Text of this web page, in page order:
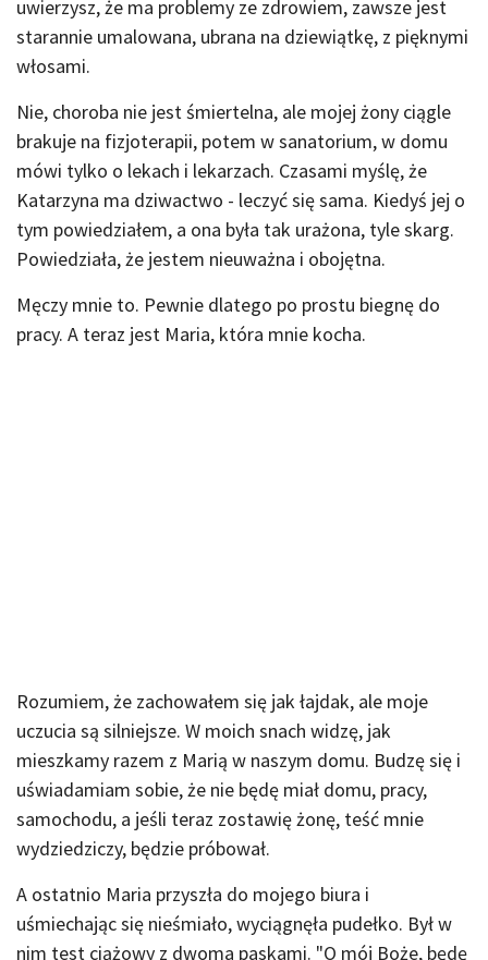
uwierzysz, że ma problemy ze zdrowiem, zawsze jest
starannie umalowana, ubrana na dziewiątkę, z pięknymi
włosami.
Nie, choroba nie jest śmiertelna, ale mojej żony ciągle
brakuje na fizjoterapii, potem w sanatorium, w domu
mówi tylko o lekach i lekarzach. Czasami myślę, że
Katarzyna ma dziwactwo - leczyć się sama. Kiedyś jej o
tym powiedziałem, a ona była tak urażona, tyle skarg.
Powiedziała, że jestem nieuważna i obojętna.
Męczy mnie to. Pewnie dlatego po prostu biegnę do
pracy. A teraz jest Maria, która mnie kocha.
Rozumiem, że zachowałem się jak łajdak, ale moje
uczucia są silniejsze. W moich snach widzę, jak
mieszkamy razem z Marią w naszym domu. Budzę się i
uświadamiam sobie, że nie będę miał domu, pracy,
samochodu, a jeśli teraz zostawię żonę, teść mnie
wydziedziczy, będzie próbował.
A ostatnio Maria przyszła do mojego biura i
uśmiechając się nieśmiało, wyciągnęła pudełko. Był w
nim test ciążowy z dwoma paskami. "O mój Boże, będę